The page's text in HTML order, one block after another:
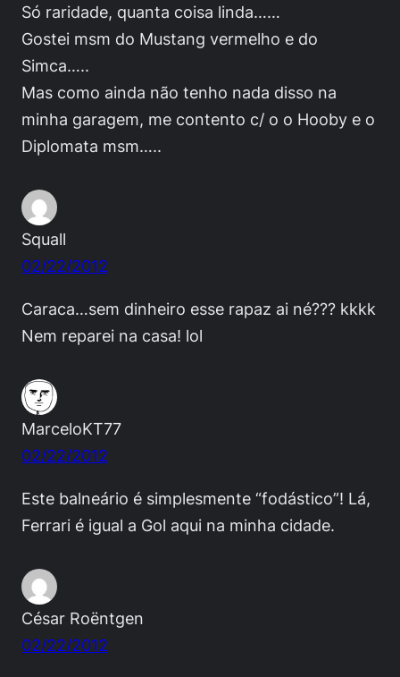
Só raridade, quanta coisa linda……
Gostei msm do Mustang vermelho e do
Simca…..
Mas como ainda não tenho nada disso na
minha garagem, me contento c/ o o Hooby e o
Diplomata msm…..
Squall
02/22/2012
Caraca…sem dinheiro esse rapaz ai né??? kkkk
Nem reparei na casa! lol
MarceloKT77
02/22/2012
Este balneário é simplesmente “fodástico”! Lá,
Ferrari é igual a Gol aqui na minha cidade.
César Roëntgen
02/22/2012